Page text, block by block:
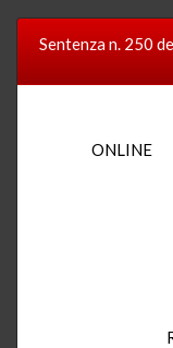
Sentenza n. 250
ONLINE